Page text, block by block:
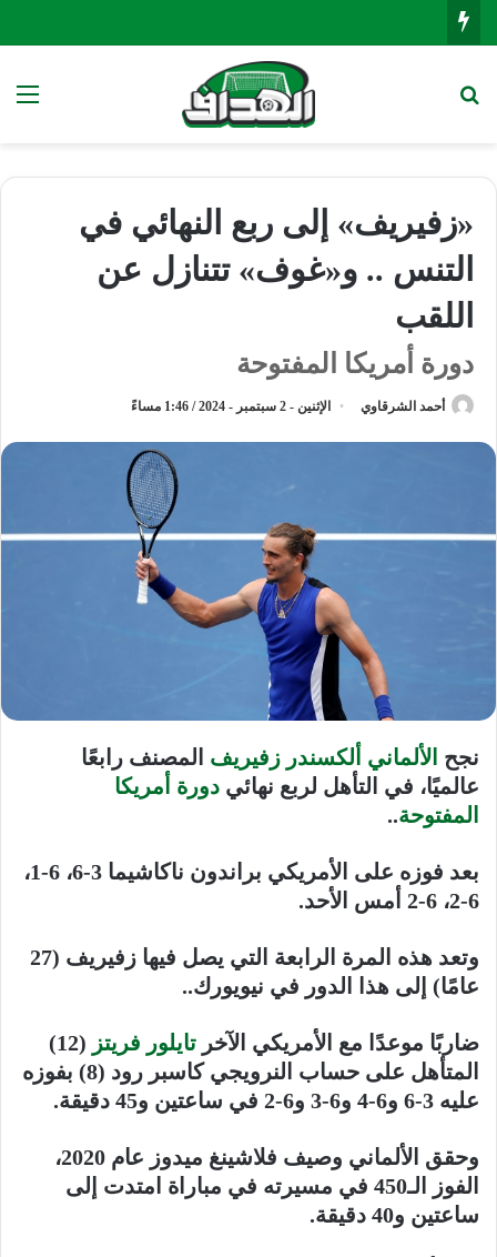
«زفيريف» إلى ربع النهائي في
التنس .. و«غوف» تتنازل عن
اللقب
دورة أمريكا المفتوحة
أحمد الشرقاوي الإثنين - 2 سبتمبر - 2024 / 1:46 مساءً
نجح الألماني ألكسندر زفيريف المصنف رابعًا
عالميًا، في التأهل لربع نهائي دورة أمريكا
المفتوحة..
بعد فوزه على الأمريكي براندون ناكاشيما 3-6، 6-1،
6-2، 6-2 أمس الأحد.
وتعد هذه المرة الرابعة التي يصل فيها زفيريف (27
عامًا) إلى هذا الدور في نيويورك..
ضاربًا موعدًا مع الأمريكي الآخر تايلور فريتز
(12)
المتأهل على حساب النرويجي كاسبر رود (8) بفوزه
عليه 3-6 و6-4 و6-3 و6-2 في ساعتين و45 دقيقة.
وحقق الألماني وصيف فلاشينغ ميدوز عام 2020،
الفوز الـ450 في مسيرته في مباراة امتدت إلى
ساعتين و40 دقيقة.